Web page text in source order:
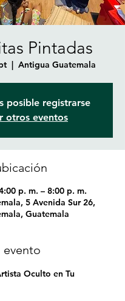
Pintadas
  |
Antigua Guatemala
posible registrarse
otros eventos
p. m. – 8:00 p. m.
5 Avenida Sur 26,
Guatemala
evento
Oculto en Tu